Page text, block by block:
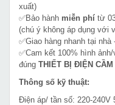
xuất)
✅Bảo hành miễn phí từ
(chú ý không áp dụng với
✅Giao hàng nhanh tại
✅Cam kết 100% hình
đúng THIẾT BỊ ĐIỆN CẦM
Thông số kỹ thuật:
Điện áp/ tần số: 220-240V